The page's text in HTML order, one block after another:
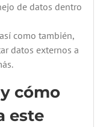
de datos dentro
como también,
datos externos a
cómo
este